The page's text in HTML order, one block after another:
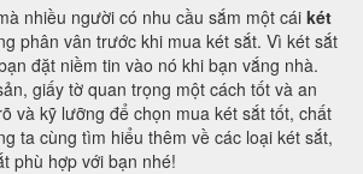
nhiều người có nhu cầu sắm một cái két
phân vân trước khi mua két sắt. Vì két sắt
đặt niềm tin vào nó khi bạn vắng nhà.
giấy tờ quan trọng một cách tốt và an
và kỹ lưỡng để chọn mua két sắt tốt, chất
ta cùng tìm hiểu thêm về các loại két sắt,
phù hợp với bạn nhé!